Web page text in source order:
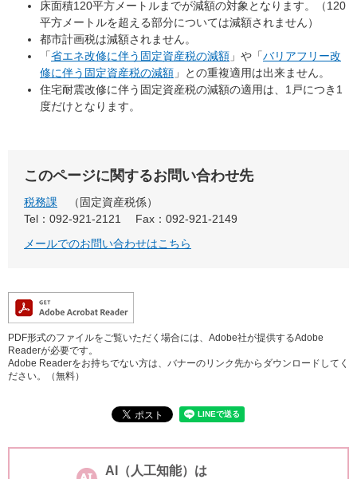
床面積120平方メートルまでが減額の対象となります。（120
平方メートルを超える部分については減額されません）
都市計画税は減額されません。
「省エネ改修に伴う固定資産税の減額 」や「バリアフリー改
修に伴う固定資産税の減額 」との重複適用は出来ません。
住宅耐震改修に伴う固定資産税の減額の適用は、1戸につき1
度だけとなります。
このページに関するお問い合わせ先
税務課
固定資産税係
Tel：092-921-2121
Fax：092-921-2149
メールでのお問い合わせはこちら
PDF形式のファイルをご覧いただく場合には、Adobe社が提供するAdobe
Readerが必要です。
Adobe Readerをお持ちでない方は、バナーのリンク先からダウンロードしてく
ださい。（無料）
AI（人工知能）は